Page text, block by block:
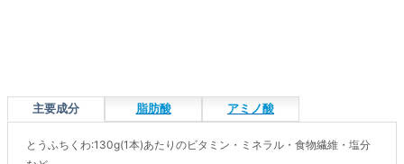
主要成分 脂肪酸 アミノ酸
とうふちくわ:130g(1本)あたりのビタミン・ミネラル・食物繊維・塩分